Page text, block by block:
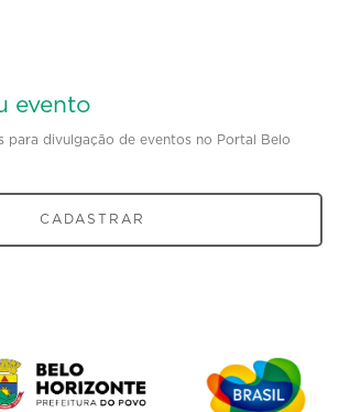
evento
para divulgação de eventos no Portal Belo
CADASTRAR